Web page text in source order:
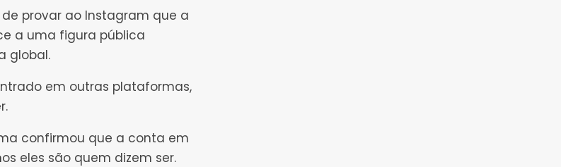
provar ao Instagram que a
a uma figura pública
global.
em outras plataformas,
confirmou que a conta em
eles são quem dizem ser.